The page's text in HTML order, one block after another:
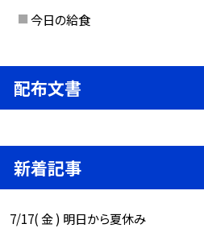
今日の給食
配布文書
新着記事
7/17( 金 ) 明日から夏休み